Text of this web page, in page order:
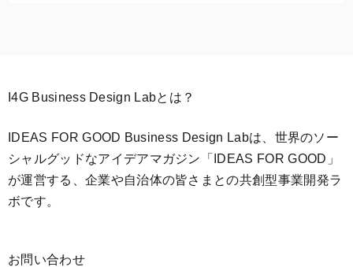
I4G Business Design Labとは？
IDEAS FOR GOOD Business Design Labは、世界のソー
シャルグッドなアイデアマガジン「IDEAS FOR GOOD」
が運営する、企業や自治体の皆さまとの共創型事業開発ラ
ボです。
お問い合わせ